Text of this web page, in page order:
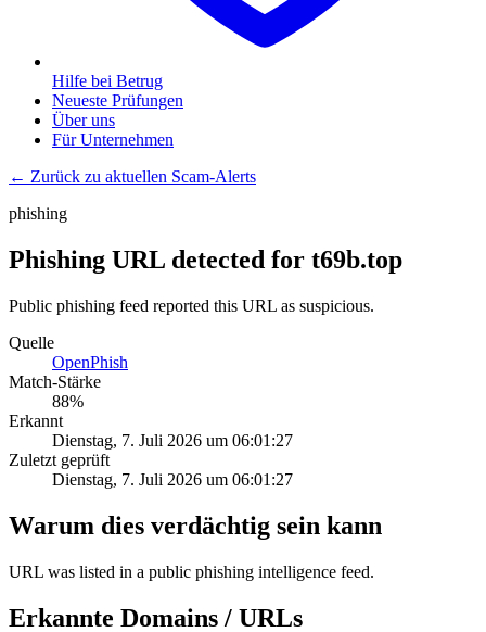
Hilfe bei Betrug
Neueste Prüfungen
Über uns
Für Unternehmen
← Zurück zu aktuellen Scam-Alerts
phishing
Phishing URL detected for t69b.top
Public phishing feed reported this URL as suspicious.
Quelle
OpenPhish
Match-Stärke
88%
Erkannt
Dienstag, 7. Juli 2026 um 06:01:27
Zuletzt geprüft
Dienstag, 7. Juli 2026 um 06:01:27
Warum dies verdächtig sein kann
URL was listed in a public phishing intelligence feed.
Erkannte Domains / URLs